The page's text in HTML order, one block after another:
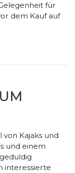
für
dem Kauf auf
von Kajaks und
und einem
interessierte